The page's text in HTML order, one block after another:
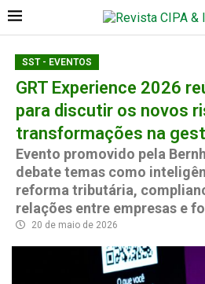
SST - EVENTOS
GRT Experience 2026
para discutir os novos
transformações na
Evento promovido pela
debate temas como
reforma tributária,
relações entre empresas e
20 de maio de 2026